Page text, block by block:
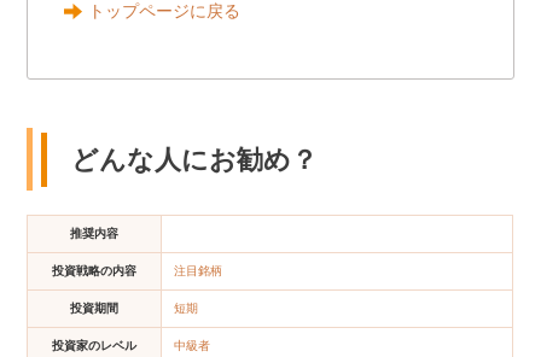
トップページに戻る
どんな人にお勧め？
推奨内容
投資戦略の内容 注目銘柄
投資期間 短期
投資家のレベル 中級者